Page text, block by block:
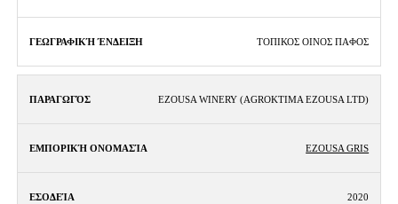
ΤΟΠΙΚΟΣ ΟΙΝΟΣ ΠΑΦΟΣ
EZOUSA WINERY (AGROKTIMA EZOUSA LTD)
EZOUSA GRIS
2020